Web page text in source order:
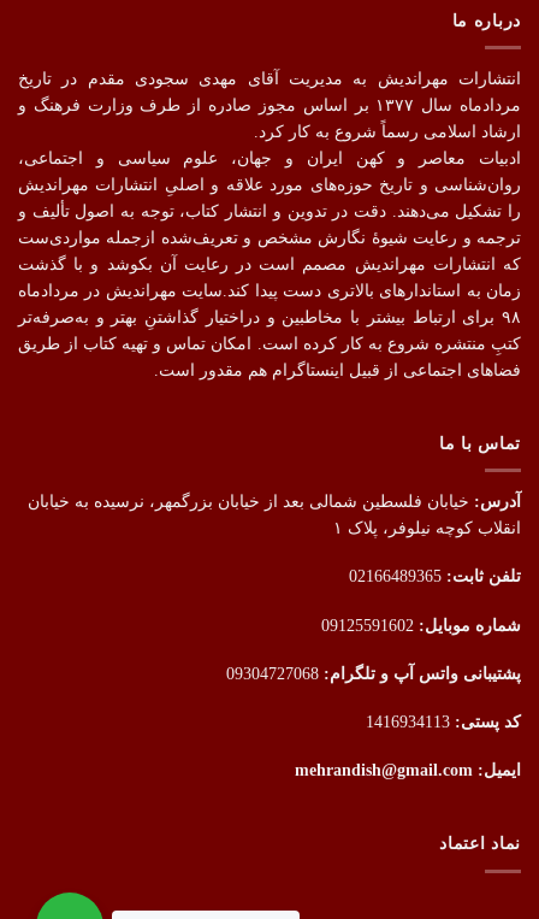
درباره ما
انتشارات مهراندیش به مدیریت آقای مهدی سجودی مقدم در تاریخ
مردادماه سال ۱۳۷۷ بر اساس مجوز صادره از طرف وزارت فرهنگ و
ارشاد اسلامی رسماً شروع به کار کرد.
ادبیات معاصر و کهن ایران و جهان، علوم سیاسی و اجتماعی،
روان‌شناسی و تاریخ حوزه‌های مورد علاقه و اصلیِ انتشارات مهراندیش
را تشکیل می‌دهند. دقت در تدوین و انتشار کتاب،‌ توجه به اصول تألیف و
ترجمه و رعایت شیوهٔ نگارش مشخص و تعریف‌شده ازجمله مواردی‌ست
که انتشارات مهراندیش مصمم است در رعایت آن بکوشد و با گذشت
زمان به استاندارهای بالاتری دست پیدا کند.سایت مهراندیش در مردادماه
۹۸ برای ارتباط بیشتر با مخاطبین و دراختیار گذاشتنِ بهتر و به‌صرفه‌تر
کتبِ منتشره شروع به کار کرده است. امکان تماس و تهیه کتاب از طریق
فضاهای اجتماعی از قبیل اینستاگرام هم مقدور است.
تماس با ما
آدرس: خیابان فلسطین شمالی بعد از خیابان بزرگمهر، نرسیده به خیابان
انقلاب کوچه نیلوفر، پلاک ۱
تلفن ثابت:
شماره موبایل:
پشتیبانی واتس آپ و تلگرام:
کد پستی:
ایمیل: mehrandish@gmail.com
نماد اعتماد